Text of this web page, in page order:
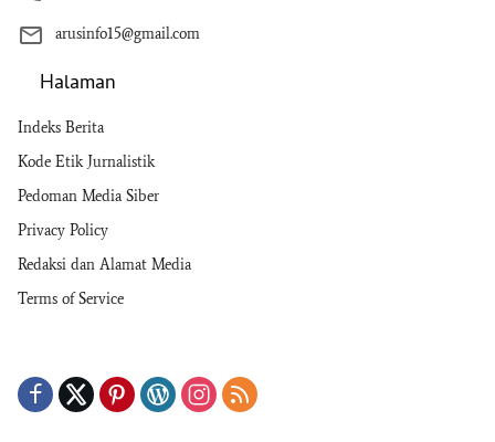
arusinfo15@gmail.com
Halaman
Indeks Berita
Kode Etik Jurnalistik
Pedoman Media Siber
Privacy Policy
Redaksi dan Alamat Media
Terms of Service